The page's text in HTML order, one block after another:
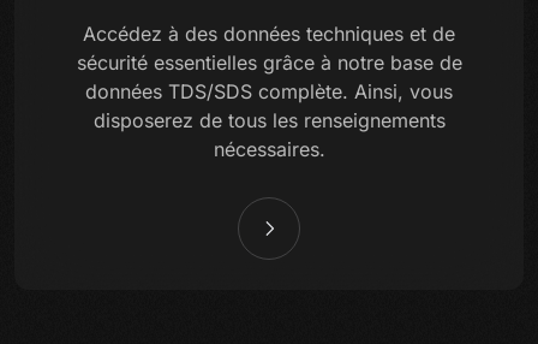
Accédez à des données techniques et de
sécurité essentielles grâce à notre base de
données TDS/SDS complète. Ainsi, vous
disposerez de tous les renseignements
nécessaires.